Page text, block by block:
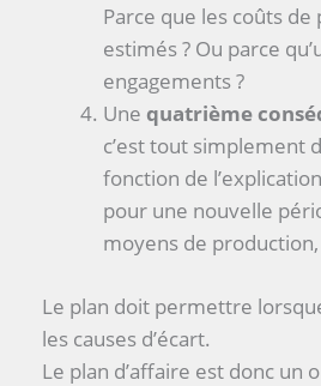
Parce que les coûts
estimés ? Ou parce
engagements ?
Une quatrième
c’est tout simplement
fonction de
pour une nouvelle
moyens de
Le plan doit permettre
les causes d’écart.
Le plan d’affaire est donc